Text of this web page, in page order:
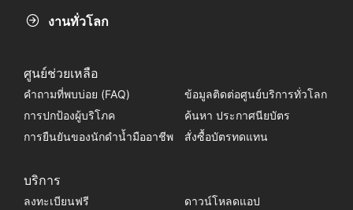
งานทั่วโลก
ศูนย์ช่วยเหลือ
คำถามที่พบบ่อย (FAQ)
ข้อมูลติดต่อศูนย์บริการทั่วโลก
การปกป้องผู้บริโภค
ค้นหา ประกาศนียบัตร
การยืนยันของนักดำน้ำมืออาชีพ
สั่งซื้อบัตรทดแทน
บริการ
ลงทะเบียนฟรี
ดาวน์โหลดแอป